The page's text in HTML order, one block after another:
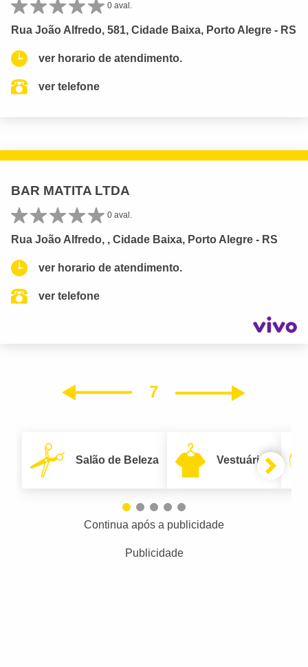
0 aval.
Rua João Alfredo, 581, Cidade Baixa, Porto Alegre - RS
ver horario de atendimento.
ver telefone
BAR MATITA LTDA
0 aval.
Rua João Alfredo, , Cidade Baixa, Porto Alegre - RS
ver horario de atendimento.
ver telefone
7
Salão de Beleza Vestuário
Continua após a publicidade
Publicidade